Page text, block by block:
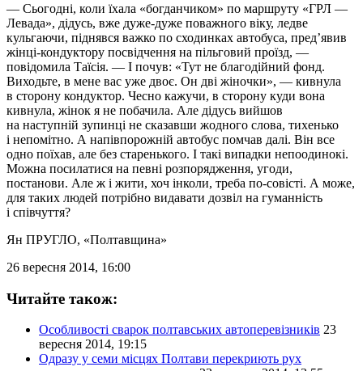
— Сьогодні, коли їхала «богданчиком» по маршруту «ГРЛ —
Левада», дідусь, вже дуже-дуже поважного віку, ледве
кульгаючи, піднявся важко по сходинках автобуса, пред’явив
жінці-кондуктору посвідчення на пільговий проїзд, —
повідомила Таїсія. — І почув: «Тут не благодійний фонд.
Виходьте, в мене вас уже двоє. Он дві жіночки», — кивнула
в сторону кондуктор. Чесно кажучи, в сторону куди вона
кивнула, жінок я не побачила. Але дідусь вийшов
на наступній зупинці не сказавши жодного слова, тихенько
і непомітно. А напівпорожній автобус помчав далі. Він все
одно поїхав, але без старенького. І такі випадки непоодинокі.
Можна посилатися на певні розпорядження, угоди,
постанови. Але ж і жити, хоч інколи, треба по-совісті. А може,
для таких людей потрібно видавати дозвіл на гуманність
і співчуття?
Ян ПРУГЛО, «Полтавщина»
26 вересня 2014, 16:00
Читайте також:
Особливості сварок полтавських автоперевізників 23
вересня 2014, 19:15
Одразу у семи місцях Полтави перекриють рух